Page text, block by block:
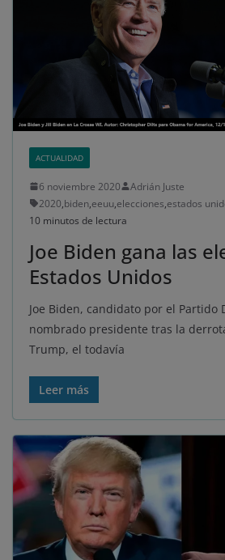
ACTUALIDAD
6 noviembre 2020
Adrián Juste
2020,biden,eeuu,elecciones,estados
10 minutos de lectura
Joe Biden gana las
Estados Unidos
Joe Biden, candidato por el Partido
nombrado presidente tras la
Trump, el todavía
Leer más